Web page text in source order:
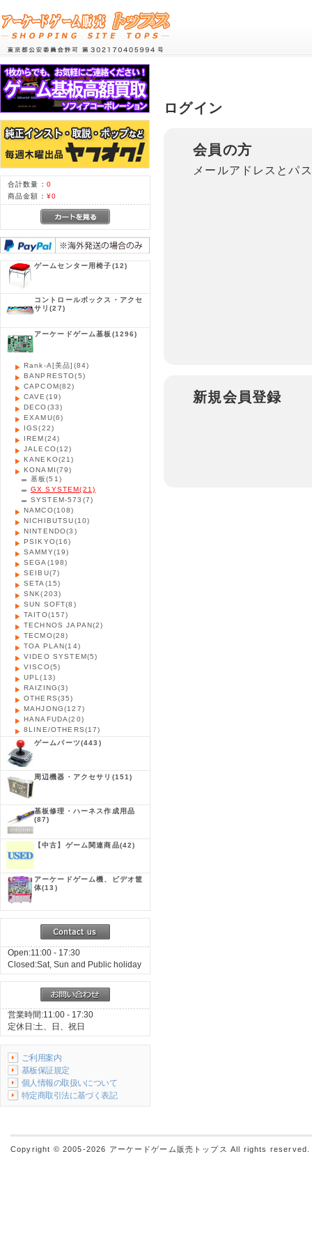
合計数量： 0
商品金額： ¥0
ゲームセンター用椅子(12)
コントロールボックス・アクセ
サリ(27)
アーケードゲーム基板 (1296)
Rank-A[美品] (84)
BANPRESTO(5)
CAPCOM(82)
CAVE (19)
DECO(33)
EXAMU(6)
IGS(22)
IREM(24)
JALECO(12)
KANEKO(21)
KONAMI(79)
基板(51)
GX SYSTEM(21)
SYSTEM-573 (7)
NAMCO(108)
NICHIBUTSU(10)
NINTENDO(3)
PSIKYO(16)
SAMMY(19)
SEGA (198)
SEIBU(7)
SETA (15)
SNK(203)
SUN SOFT(8)
TAITO(157)
TECHNOS JAPAN(2)
TECMO(28)
TOA PLAN(14)
VIDEO SYSTEM(5)
VISCO(5)
UPL(13)
RAIZING(3)
OTHERS(35)
MAHJONG(127)
HANAFUDA(20)
8LINE/OTHERS(17)
ゲームパーツ(443)
周辺機器・アクセサリ (151)
基板修理・ハーネス作成用品
(87)
【中古】ゲーム関連商品(42)
アーケードゲーム機、ビデオ筐
体(13)
Open:11:00 - 17:30
Closed:Sat, Sun and Public holiday
営業時間:11:00 - 17:30
定休日:土、日、祝日
ご利用案内
基板保証規定
個人情報の取扱いについて
特定商取引法に基づく表記
ログイン
会員の方
メールアドレスとパ
新規会員登録
Copyright © 2005-2026 アーケードゲーム販売トップス All rights reserved.